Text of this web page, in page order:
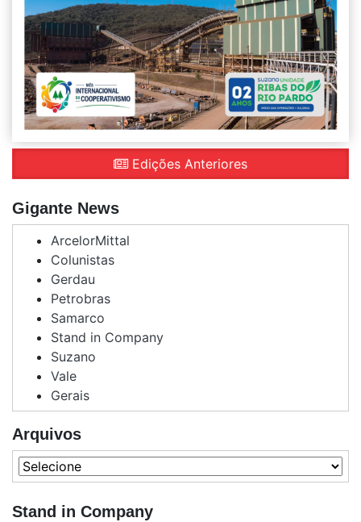
Edições Anteriores
Gigante News
ArcelorMittal
Colunistas
Gerdau
Petrobras
Samarco
Stand in Company
Suzano
Vale
Gerais
Arquivos
Stand in Company